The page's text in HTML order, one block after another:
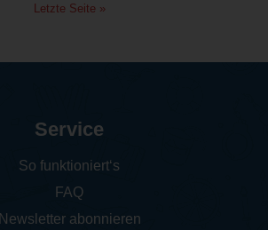
Letzte Seite »
Service
So funktioniert‘s
FAQ
Newsletter abonnieren